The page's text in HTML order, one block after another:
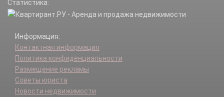
отделения N3 ОПХ КНИИСХ п.
отделения N3 СКЗНИИСиВ п.
Плодородный п.
Победитель п.
Пригородный п.
Разъезд п.
Российский п.
Старокорсунская ст-ца.
Статистика:
Информация:
Контактная информация
Политика конфиденциальности
Размещение рекламы
Советы юриста
Новости недвижимости